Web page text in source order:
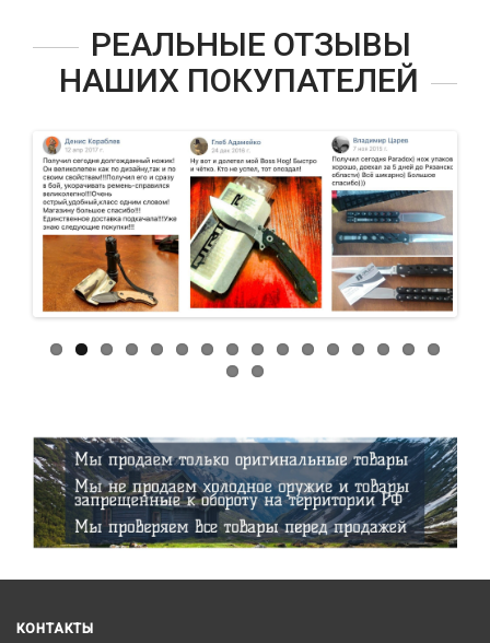
РЕАЛЬНЫЕ ОТЗЫВЫ
НАШИХ ПОКУПАТЕЛЕЙ
КОНТАКТЫ